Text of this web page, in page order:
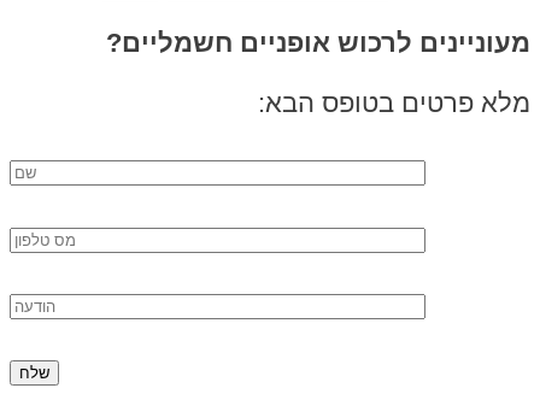
מעוניינים לרכוש אופניים חשמליים?
מלא פרטים בטופס הבא: